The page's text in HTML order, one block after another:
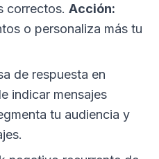
correctos. Acción:
o personaliza más tu
de respuesta en
indicar mensajes
tu audiencia y